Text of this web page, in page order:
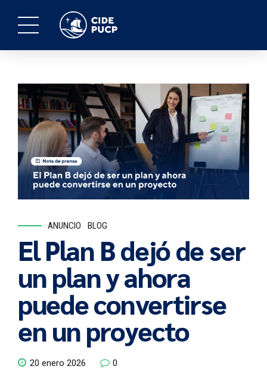
ANUNCIO BLOG
El Plan B dejó de ser
un plan y ahora
puede convertirse
en un proyecto
20 enero 2026 0